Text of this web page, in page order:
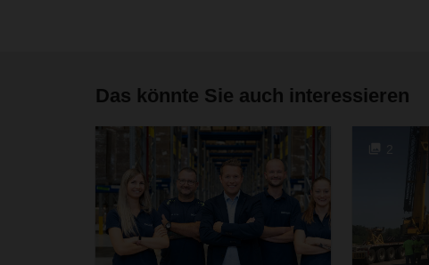
Das könnte Sie auch interessieren